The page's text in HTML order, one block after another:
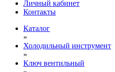
Личный кабинет
Контакты
Каталог
»
Холодильный инструмент
»
Ключ вентильный